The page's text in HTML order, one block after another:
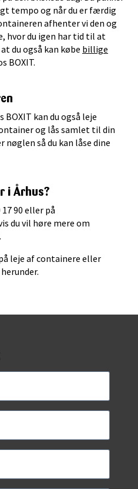
tempo og når du er færdig
afhenter vi den og
hvor du igen har tid til at
du også kan købe billige
BOXIT.
BOXIT kan du også leje
og lås samlet til din
nøglen så du kan låse dine
i Århus?
90 eller på
du vil høre mere om
leje af containere eller